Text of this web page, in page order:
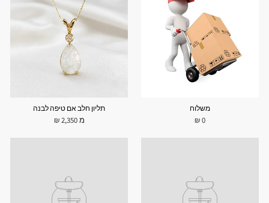
משלוח
0 ₪
תליון חלב אם טיפה לבנה
מ 2,350 ₪